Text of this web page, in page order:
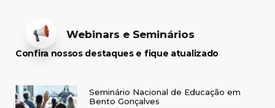
Webinars e Seminários
Confira nossos destaques e fique atualizado
Bento Gonçalves